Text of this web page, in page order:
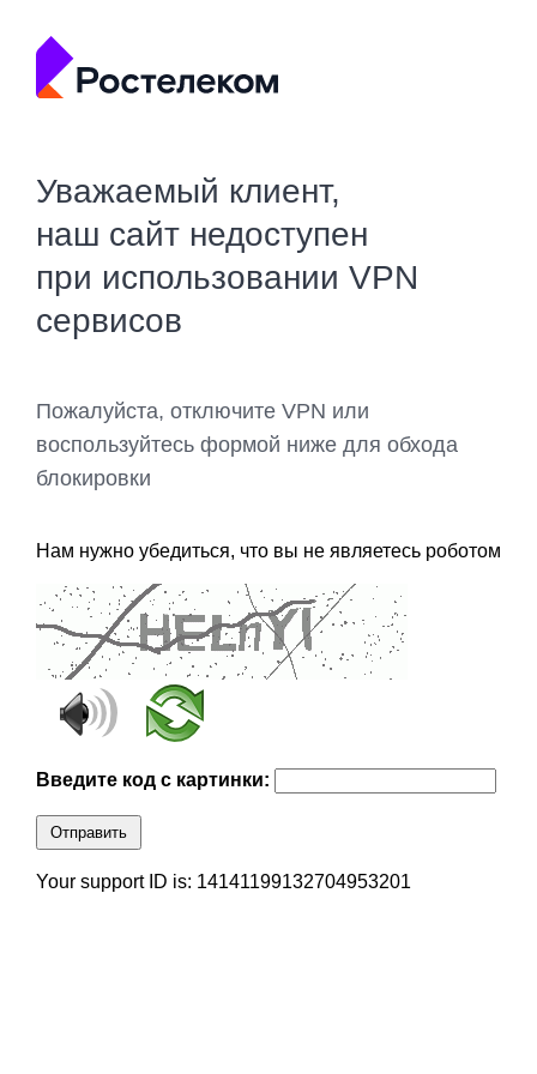
Уважаемый клиент,
наш сайт недоступен
при использовании VPN
сервисов
Пожалуйста, отключите VPN или
воспользуйтесь формой ниже для обхода
блокировки
Нам нужно убедиться, что вы не являетесь роботом
Введите код с картинки:
Отправить
Your support ID is: 14141199132704953201